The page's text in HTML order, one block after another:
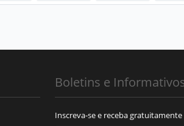
Boletins e
Inscreva-se e receba gratuitamente